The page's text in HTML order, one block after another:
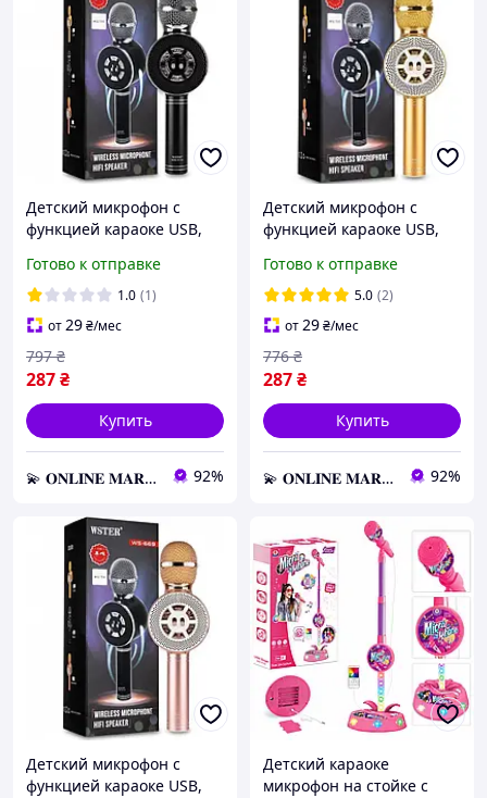
Детский микрофон с
функцией караоке USB,
Wster WS-669 Черный,
Беспроводной микрофон
Готово к отправке
1.0 (1)
от29₴/мес
287₴
797 ₴
Купить
💫 𝐎𝐍𝐋𝐈𝐍𝐄 𝐌𝐀𝐑𝐊𝐄𝐓 💫 – Актуальные товары по самым выгодным ценам! 92%
Детский микрофон с
функцией караоке USB,
Wster WS-669 Золотой,
Беспроводной микрофон
Готово к отправке
5.0 (2)
от29₴/мес
287₴
776 ₴
Купить
💫 𝐎𝐍𝐋𝐈𝐍𝐄 𝐌𝐀𝐑𝐊𝐄𝐓 💫 – Актуальные товары по самым выгодным ценам! 92%
Детский микрофон с
функцией караоке USB,
Детский караоке
микрофон на стойке с